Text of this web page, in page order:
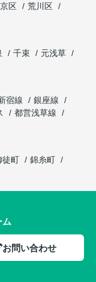
区
荒川区
千束
元浅草
宿線
銀座線
都営浅草線
徒町
錦糸町
ム
お問い合わせ